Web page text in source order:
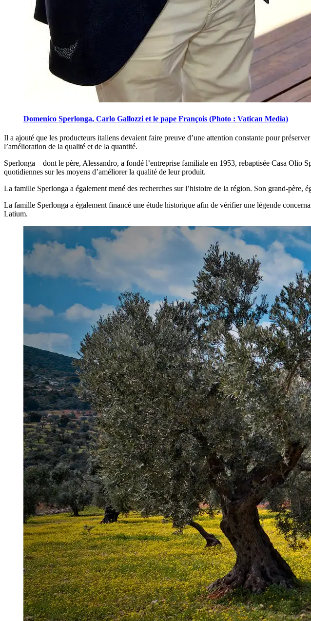
Domenico Sperlonga, Carlo Gallozzi et le pape François (Photo : Vatican Media)
Il a ajouté que les producteurs italiens devaient faire preuve d’une attention constante pour
l’amélioration de la qualité et de la quantité.
Sperlonga – dont le père, Alessandro, a fondé l’entreprise familiale en 1953, rebaptisée Casa Olio
quotidiennes sur les moyens d’améliorer la qualité de leur produit.
La famille Sperlonga a également mené des recherches sur l’histoire de la région. Son grand-
La famille Sperlonga a également financé une étude historique afin de vérifier une légende
Latium.